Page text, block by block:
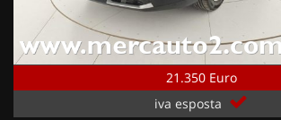
21.350 Euro
iva esposta